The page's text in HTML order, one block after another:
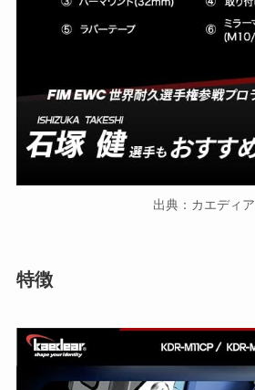
出典：カエディア
特徴